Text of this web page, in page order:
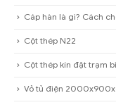
Cáp hàn là gì? Cách
Cột thép N22
Cột thép kín đặt trạm
Vỏ tủ điện